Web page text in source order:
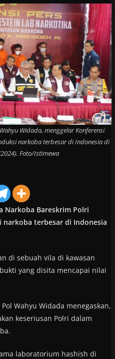
Widada, menggelar Konferensi
narkoba terbesar di Indonesia di
Foto/Istimewa
Narkoba Bareskrim Polri
terbesar di Indonesia
di sebuah vila di kawasan
yang disita mencapai nilai
Wahyu Widada menegaskan,
keseriusan Polri dalam
laboratorium hashish di